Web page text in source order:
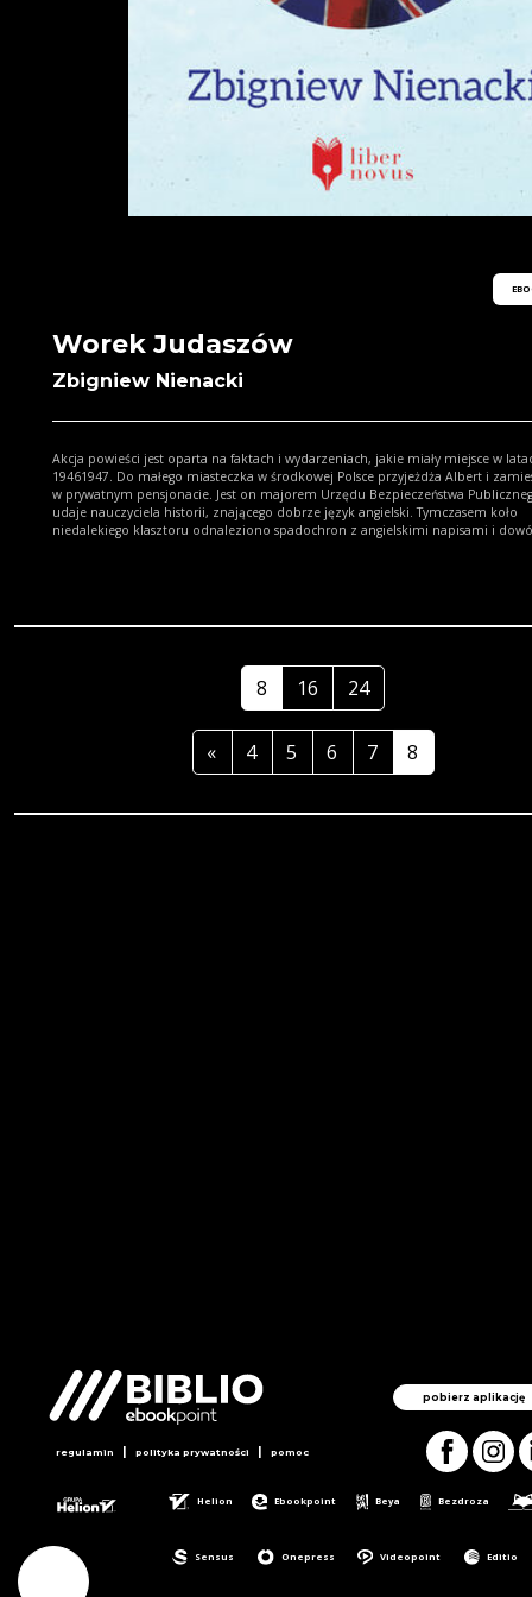
Worek Judaszów
Zbigniew Nienacki
Akcja powieści jest oparta na faktach i wydarzeniach, jakie miały miejsce w
19461947. Do małego miasteczka w środkowej Polsce przyjeżdża Albert i zamieszkuje
w prywatnym pensjonacie. Jest on majorem Urzędu Bezpieczeństwa
udaje nauczyciela historii, znającego dobrze język angielski. Tymczasem koło
niedalekiego klasztoru odnaleziono spadochron z angielskimi napisami i
8 16 24
« 4 5 6 7 8
pobierz aplikację
regulamin | polityka prywatności | pomoc
Helion Ebookpoint Beya Bezdroza
Sensus Onepress Videopoint Editio